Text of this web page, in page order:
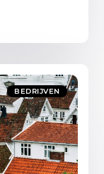
BEDRIJVEN